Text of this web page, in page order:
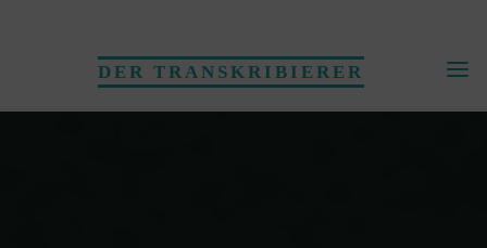
DER TRANSKRIBIERER